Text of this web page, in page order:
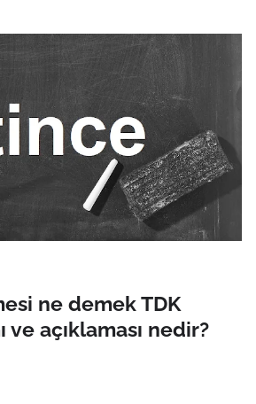
ne demek TDK
ve açıklaması nedir?